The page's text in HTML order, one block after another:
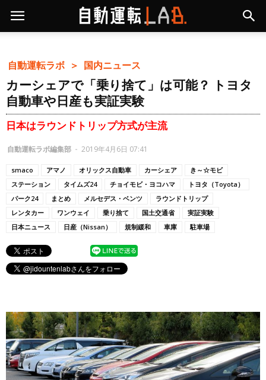
自動運転ラボ ＞ 国内ニュース
カーシェアで「乗り捨て」は可能？ トヨタ
自動車や日産も実証実験
日本はラウンドトリップ方式が主流
自動運転ラボ編集部 - 2019年4月6日 07:41
smaco アマノ オリックス自動車 カーシェア
き～☆モビ
ステーション
タイムズ24 チョイモビ・ヨコハマ
トヨタ（Toyota）
パーク24
まとめ メルセデス・ベンツ
ラウンドトリップ
レンタカー
ワンウェイ 乗り捨て 国土交通省
実証実験
日本ニュース
日産（Nissan） 規制緩和 車庫 駐車場